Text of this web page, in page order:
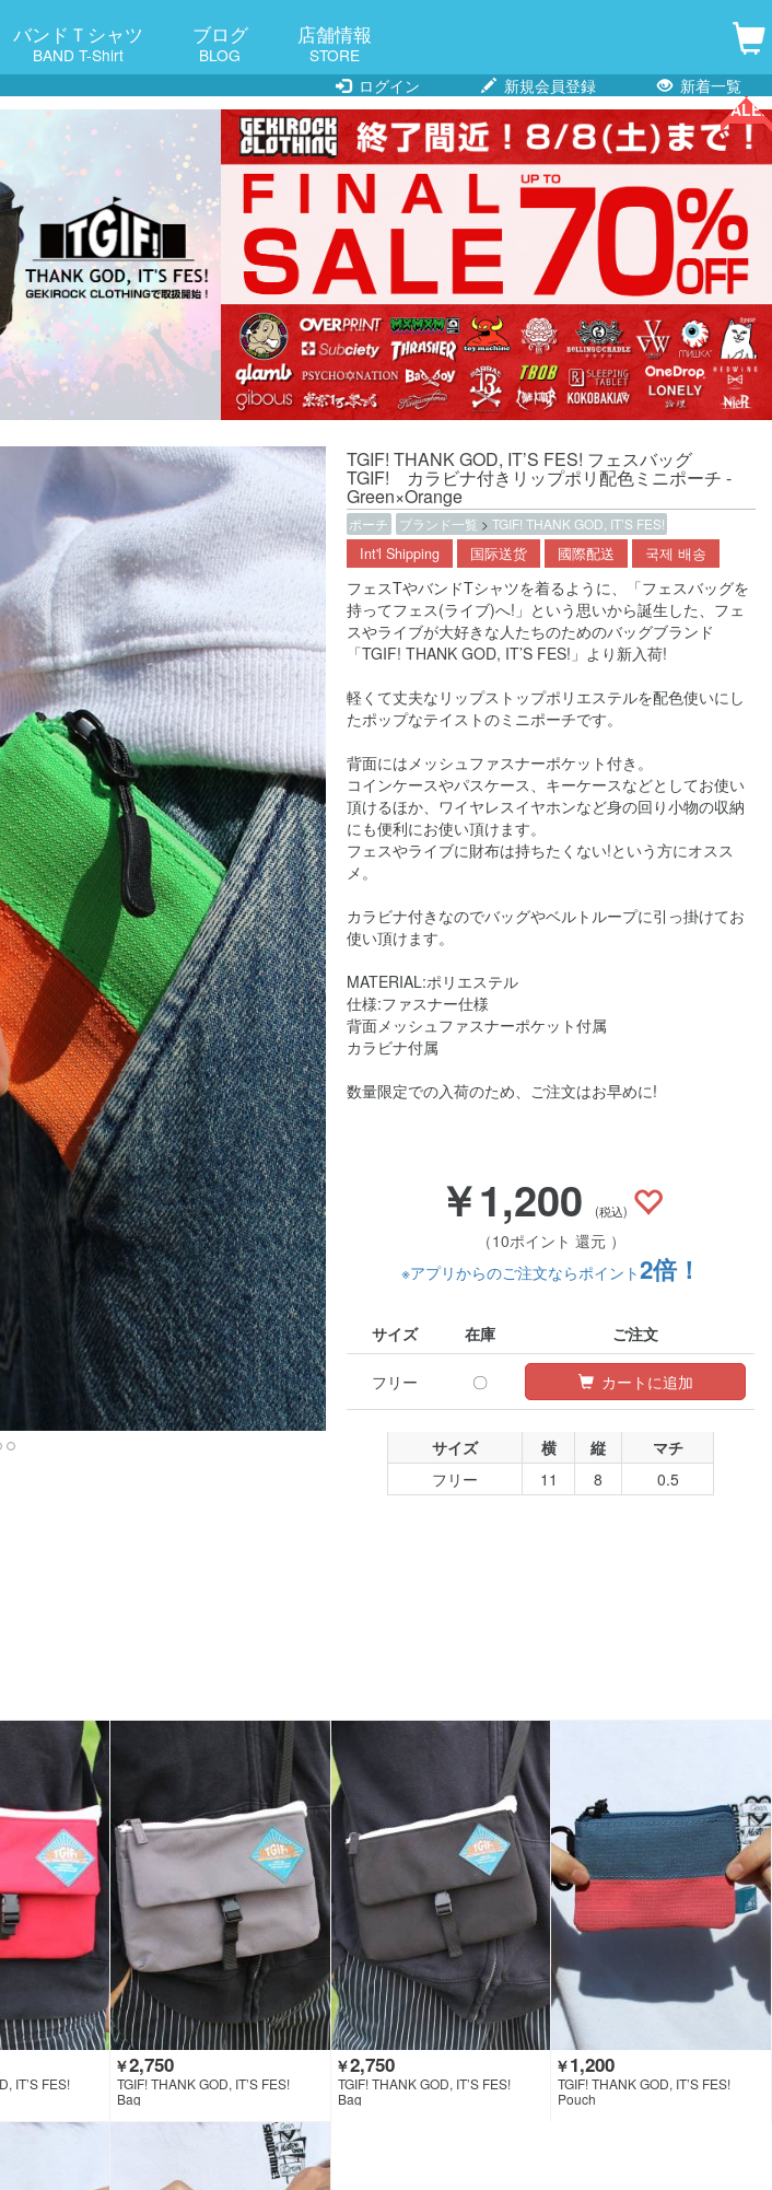
バンドＴシャツ
BAND T-Shirt
ブログ
BLOG
店舗情報
STORE
ログイン
新規会員登録 新着一覧
TGIF! THANK GOD, IT’S FES! フェスバッグ
TGIF! カラビナ付きリップポリ配色ミニポーチ -
Green×Orange
ポーチ ブランド一覧 > TGIF! THANK GOD, IT’S FES!
Int'l Shipping 国际送货 國際配送 국제 배송
フェスTやバンドTシャツを着るように、「フェスバッグを
持ってフェス(ライブ)へ!」という思いから誕生した、フェ
スやライブが大好きな人たちのためのバッグブランド
「TGIF! THANK GOD, IT’S FES!」より新入荷!
軽くて丈夫なリップストップポリエステルを配色使いにし
たポップなテイストのミニポーチです。
背面にはメッシュファスナーポケット付き。
コインケースやパスケース、キーケースなどとしてお使い
頂けるほか、ワイヤレスイヤホンなど身の回り小物の収納
にも便利にお使い頂けます。
フェスやライブに財布は持ちたくない!という方にオスス
メ。
カラビナ付きなのでバッグやベルトループに引っ掛けてお
使い頂けます。
MATERIAL:ポリエステル
仕様:ファスナー仕様
背面メッシュファスナーポケット付属
カラビナ付属
数量限定での入荷のため、ご注文はお早めに!
￥1,200 (税込)
（10ポイント 還元 ）
※アプリからのご注文ならポイント2倍！
サイズ 在庫 ご注文
フリー 〇 カートに追加
サイズ 横 縦
マチ
フリー
11 8 0.5
SALE!!
SALE!!
SALE!!
IT’S FES!
￥2,750
TGIF! THANK GOD, IT’S FES!
Bag
￥2,750
TGIF! THANK GOD, IT’S FES!
Bag
￥1,200
TGIF! THANK GOD, IT’S FES!
Pouch